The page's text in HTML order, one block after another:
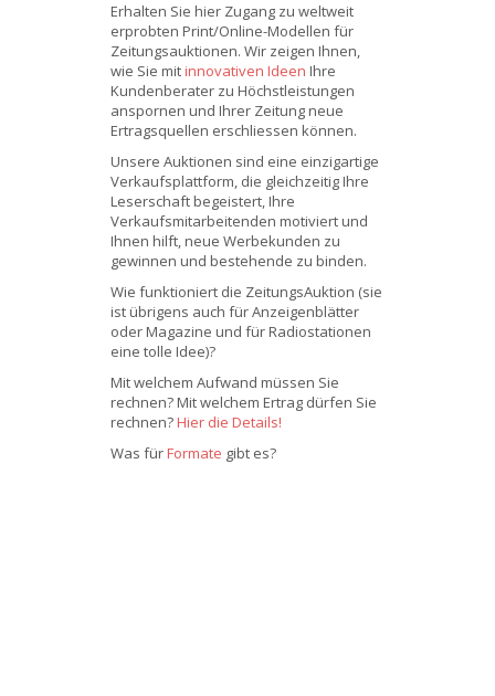
Erhalten Sie hier Zugang zu weltweit
erprobten Print/Online-Modellen für
Zeitungsauktionen. Wir zeigen Ihnen,
wie Sie mitinnovativen Ideen Ihre
Kundenberater zu Höchstleistungen
anspornen und Ihrer Zeitung neue
Ertragsquellen erschliessen können.
Unsere Auktionen sind eine einzigartige
Verkaufsplattform, die gleichzeitig Ihre
Leserschaft begeistert, Ihre
Verkaufsmitarbeitenden motiviert und
Ihnen hilft, neue Werbekunden zu
gewinnen und bestehende zu binden.
Wie funktioniert die ZeitungsAuktion (sie
ist übrigens auch für Anzeigenblätter
oder Magazine und für Radiostationen
eine tolle Idee)?
Mit welchem Aufwand müssen Sie
rechnen? Mit welchem Ertrag dürfen Sie
rechnen?Hier die Details!
Was fürFormate gibt es?